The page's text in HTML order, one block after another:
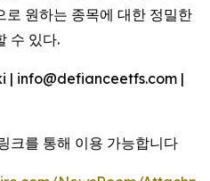
로 원하는 종목에 대한 정밀한
수 있다.
| info@defianceetfs.com |
크를 통해 이용 가능합니다